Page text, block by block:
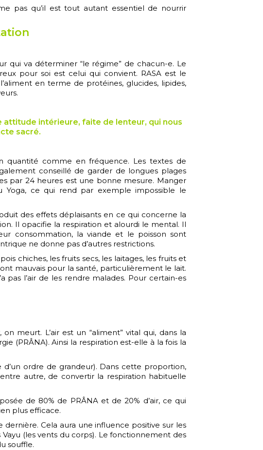
pas qu’il est tout autant essentiel de nourrir
qui va déterminer “le régime” de chacun-e. Le
pour soi est celui qui convient. RASA est le
en terme de protéines, glucides, lipides,
attitude intérieure, faite de lenteur, qui nous
sacré.
quantité comme en fréquence. Les textes de
conseillé de garder de longues plages
par 24 heures est une bonne mesure. Manger
Yoga, ce qui rend par exemple impossible le
des effets déplaisants en ce qui concerne la
Il opacifie la respiration et alourdi le mental. Il
consommation, la viande et le poisson sont
ne donne pas d’autres restrictions.
chiches, les fruits secs, les laitages, les fruits et
mauvais pour la santé, particulièrement le lait.
pas l’air de les rendre malades. Pour certain-es
meurt. L’air est un “aliment” vital qui, dans la
(PRÂNA). Ainsi la respiration est-elle à la fois la
d’un ordre de grandeur). Dans cette proportion,
entre autre, de convertir la respiration habituelle
de 80% de PRÂNA et de 20% d’air, ce qui
plus efficace.
Cela aura une influence positive sur les
Vayu (les vents du corps). Le fonctionnement des
souffle.